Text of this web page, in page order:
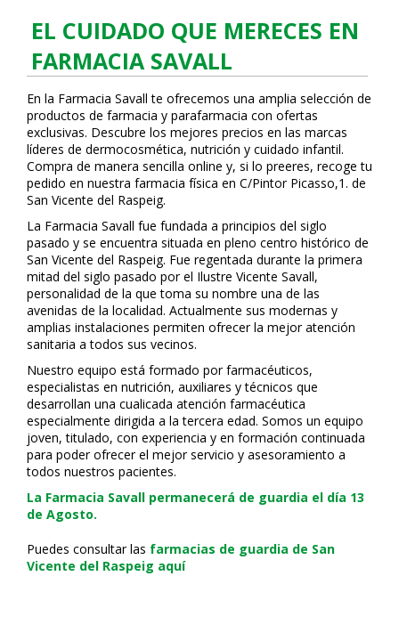
EL CUIDADO QUE MERECES EN
FARMACIA SAVALL
En la Farmacia Savall te ofrecemos una amplia selección de
productos de farmacia y parafarmacia con ofertas
exclusivas. Descubre los mejores precios en las marcas
líderes de dermocosmética, nutrición y cuidado infantil.
Compra de manera sencilla online y, si lo prefieres, recoge tu
pedido en nuestra farmacia física en C/Pintor Picasso,1. de
San Vicente del Raspeig.
La Farmacia Savall fue fundada a principios del siglo
pasado y se encuentra situada en pleno centro histórico de
San Vicente del Raspeig. Fue regentada durante la primera
mitad del siglo pasado por el Ilustre Vicente Savall,
personalidad de la que toma su nombre una de las
avenidas de la localidad. Actualmente sus modernas y
amplias instalaciones permiten ofrecer la mejor atención
sanitaria a todos sus vecinos.
Nuestro equipo está formado por farmacéuticos,
especialistas en nutrición, auxiliares y técnicos que
desarrollan una cualificada atención farmacéutica
especialmente dirigida a la tercera edad. Somos un equipo
joven, titulado, con experiencia y en formación continuada
para poder ofrecer el mejor servicio y asesoramiento a
todos nuestros pacientes.
La Farmacia Savall permanecerá de guardia el día 13
de Agosto.
Puedes consultar las farmacias de guardia de San
Vicente del Raspeig aquí